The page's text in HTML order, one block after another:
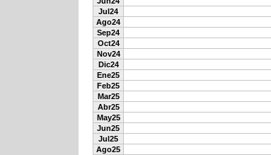
Jul24
Ago24
Sep24
Oct24
Nov24
Dic24
Ene25
Feb25
Mar25
Abr25
May25
Jun25
Jul25
Ago25